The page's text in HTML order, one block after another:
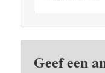
Geef een